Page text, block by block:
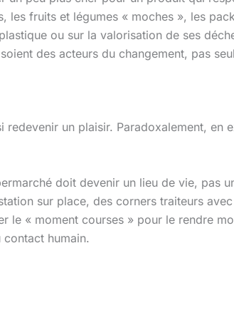
les fruits et légumes « moches », les
ou sur la valorisation de ses
des acteurs du changement, pas
un plaisir. Paradoxalement, en
doit devenir un lieu de vie, pas
sur place, des corners traiteurs
le « moment courses » pour le rendre
humain.